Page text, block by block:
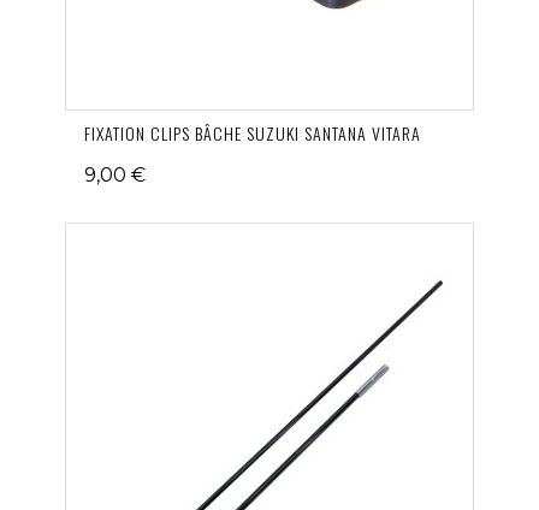
FIXATION CLIPS BÂCHE SUZUKI SANTANA VITARA
9,00 €